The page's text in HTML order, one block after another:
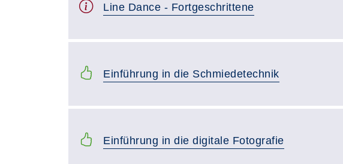
Line Dance - Fortgeschrittene
Einführung in die Schmiedetechnik
Einführung in die digitale Fotografie